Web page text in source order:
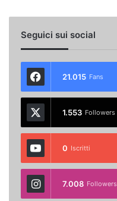
Seguici sui social
21.015 Fans
1.553 Followers
0 Iscritti
7.008 Followers